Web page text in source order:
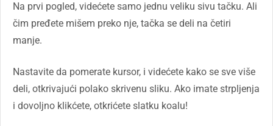
Na prvi pogled, videćete samo jednu veliku sivu tačku. Ali
čim pređete mišem preko nje, tačka se deli na četiri
manje.
Nastavite da pomerate kursor, i videćete kako se sve više
deli, otkrivajući polako skrivenu sliku. Ako imate strpljenja
i dovoljno klikćete, otkrićete slatku koalu!